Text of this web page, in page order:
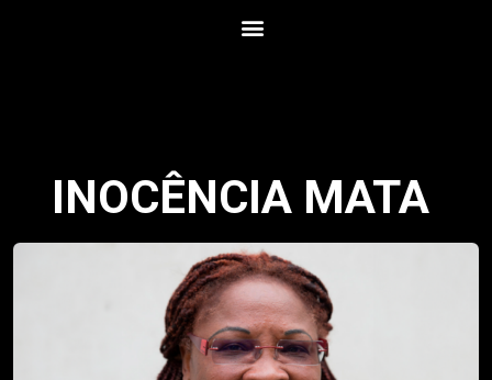
INOCÊNCIA MATA